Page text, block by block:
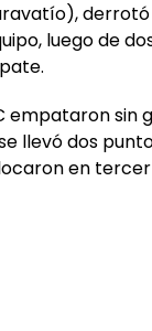
luego de
empataron sin
llevó dos
en